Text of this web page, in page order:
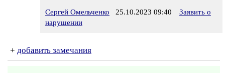
Сергей Омельченко 25.10.2023 09:40
Заявить о
нарушении
+ добавить замечания